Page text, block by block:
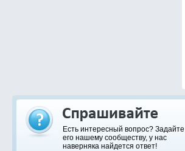
Есть интересный вопрос? Задайте
его нашему сообществу, у нас
наверняка найдется ответ!